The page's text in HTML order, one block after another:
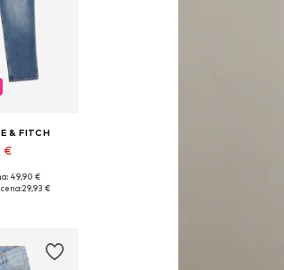
& FITCH
€
49,90 €
29,93 €